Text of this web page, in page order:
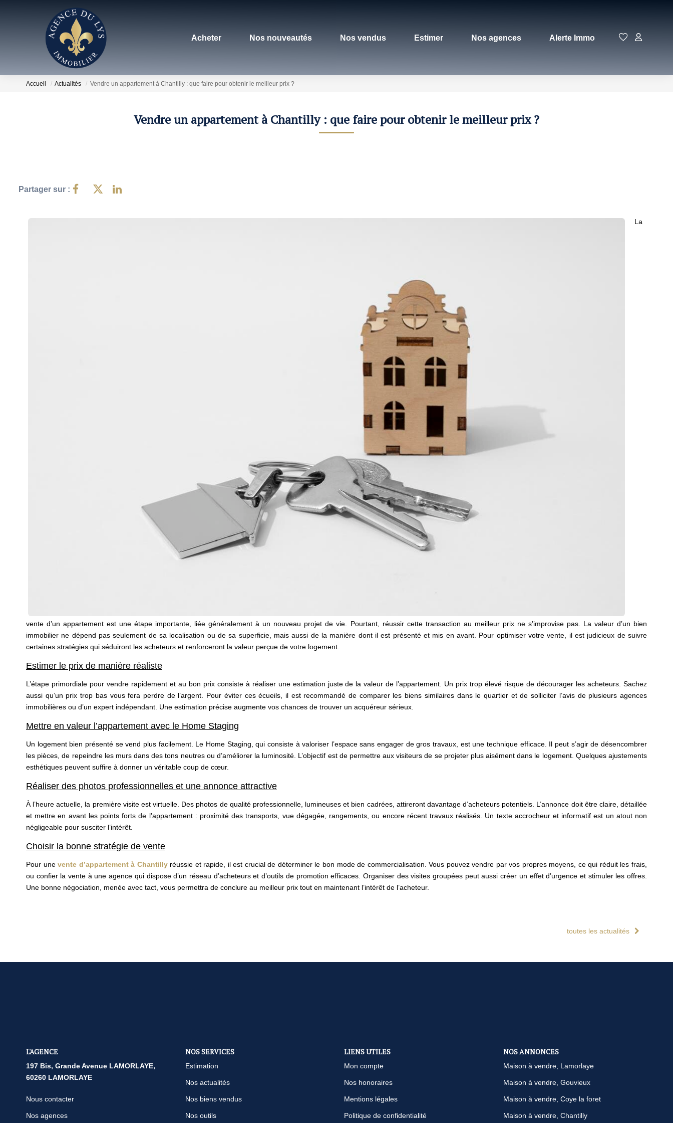
Acheter Nos nouveautés Nos vendus Estimer Nos agences Alerte Immo
Accueil Actualités Vendre un appartement à Chantilly : que faire pour obtenir le meilleur prix ?
Vendre un appartement à Chantilly : que faire pour obtenir le meilleur prix ?
Partager sur :
La
vente d’un appartement est une étape importante, liée généralement à un nouveau projet de vie. Pourtant, réussir cette transaction au meilleur prix ne s’improvise pas. La valeur d’un bien
immobilier ne dépend pas seulement de sa localisation ou de sa superficie, mais aussi de la manière dont il est présenté et mis en avant. Pour optimiser votre vente, il est judicieux de suivre
certaines stratégies qui séduiront les acheteurs et renforceront la valeur perçue de votre logement.
Estimer le prix de manière réaliste
L’étape primordiale pour vendre rapidement et au bon prix consiste à réaliser une estimation juste de la valeur de l’appartement. Un prix trop élevé risque de décourager les acheteurs. Sachez
aussi qu’un prix trop bas vous fera perdre de l’argent. Pour éviter ces écueils, il est recommandé de comparer les biens similaires dans le quartier et de solliciter l’avis de plusieurs agences
immobilières ou d’un expert indépendant. Une estimation précise augmente vos chances de trouver un acquéreur sérieux.
Mettre en valeur l’appartement avec le Home Staging
Un logement bien présenté se vend plus facilement. Le Home Staging, qui consiste à valoriser l’espace sans engager de gros travaux, est une technique efficace. Il peut s’agir de désencombrer
les pièces, de repeindre les murs dans des tons neutres ou d’améliorer la luminosité. L’objectif est de permettre aux visiteurs de se projeter plus aisément dans le logement. Quelques ajustements
esthétiques peuvent suffire à donner un véritable coup de cœur.
Réaliser des photos professionnelles et une annonce attractive
À l’heure actuelle, la première visite est virtuelle. Des photos de qualité professionnelle, lumineuses et bien cadrées, attireront davantage d’acheteurs potentiels. L’annonce doit être claire, détaillée
et mettre en avant les points forts de l’appartement : proximité des transports, vue dégagée, rangements, ou encore récent travaux réalisés. Un texte accrocheur et informatif est un atout non
négligeable pour susciter l’intérêt.
Choisir la bonne stratégie de vente
Pour unevente d’appartement à Chantillyréussie et rapide, il est crucial de déterminer le bon mode de commercialisation. Vous pouvez vendre par vos propres moyens, ce qui réduit les frais,
ou confier la vente à une agence qui dispose d’un réseau d’acheteurs et d’outils de promotion efficaces. Organiser des visites groupées peut aussi créer un effet d’urgence et stimuler les offres.
Une bonne négociation, menée avec tact, vous permettra de conclure au meilleur prix tout en maintenant l’intérêt de l’acheteur.
toutes les actualités
L'AGENCE
197 Bis, Grande Avenue LAMORLAYE,
60260 LAMORLAYE
Nous contacter
Nos agences
NOS SERVICES
Estimation
Nos actualités
Nos biens vendus
Nos outils
LIENS UTILES
Mon compte
Nos honoraires
Mentions légales
Politique de confidentialité
NOS ANNONCES
Maison à vendre, Lamorlaye
Maison à vendre, Gouvieux
Maison à vendre, Coye la foret
Maison à vendre, Chantilly